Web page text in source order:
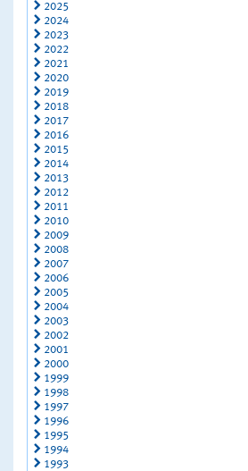
2025
2024
2023
2022
2021
2020
2019
2018
2017
2016
2015
2014
2013
2012
2011
2010
2009
2008
2007
2006
2005
2004
2003
2002
2001
2000
1999
1998
1997
1996
1995
1994
1993